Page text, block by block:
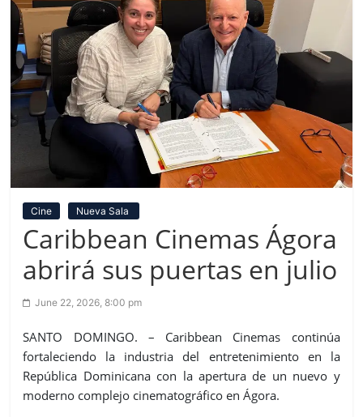
Cine Nueva Sala
Caribbean Cinemas Ágora
abrirá sus puertas en julio
June 22, 2026, 8:00 pm
SANTO DOMINGO. – Caribbean Cinemas continúa
fortaleciendo la industria del entretenimiento en la
República Dominicana con la apertura de un nuevo y
moderno complejo cinematográfico en Ágora.